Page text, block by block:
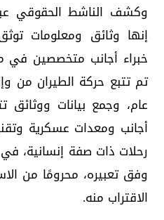
وكشف الناشط الحقوقي
إنها وثائق ومعلومات
خبراء أجانب متخصصين في
تم تتبع حركة الطيران من
عام، وجمع بيانات ووثائق
أجانب ومعدات عسكرية
رحلات ذات صفة إنسانية،
وفق تعبيره، محرومًا من
الاقتراب منه.